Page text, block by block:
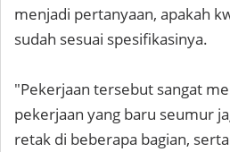
menjadi pertanyaan, apakah
sudah sesuai spesifikasinya.
"Pekerjaan tersebut sangat
pekerjaan yang baru seumur
retak di beberapa bagian,